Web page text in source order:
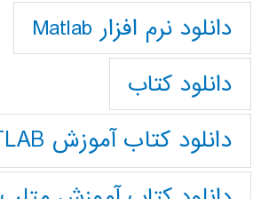
دانلود نرم افزار Matlab
دانلود کتاب
دانلود کتاب آموزش MATLAB